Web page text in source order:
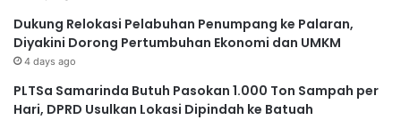
Dukung Relokasi Pelabuhan Penumpang ke Palaran,
Diyakini Dorong Pertumbuhan Ekonomi dan UMKM
4 days ago
PLTSa Samarinda Butuh Pasokan 1.000 Ton Sampah per
Hari, DPRD Usulkan Lokasi Dipindah ke Batuah